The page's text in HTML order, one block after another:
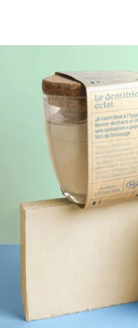
Skip to product information